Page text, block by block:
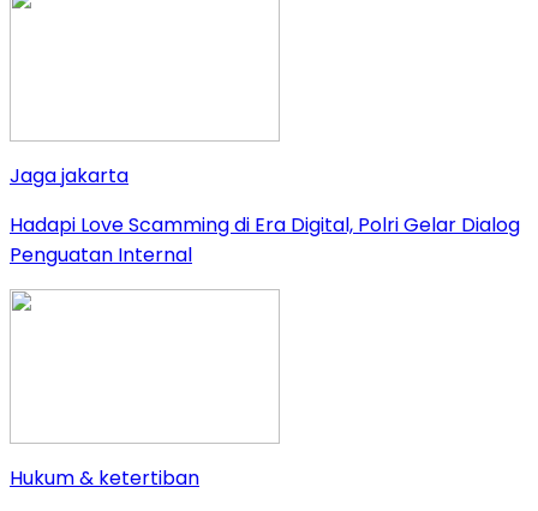
Jaga jakarta
Hadapi Love Scamming di Era Digital, Polri Gelar Dialog
Penguatan Internal
Hukum & ketertiban